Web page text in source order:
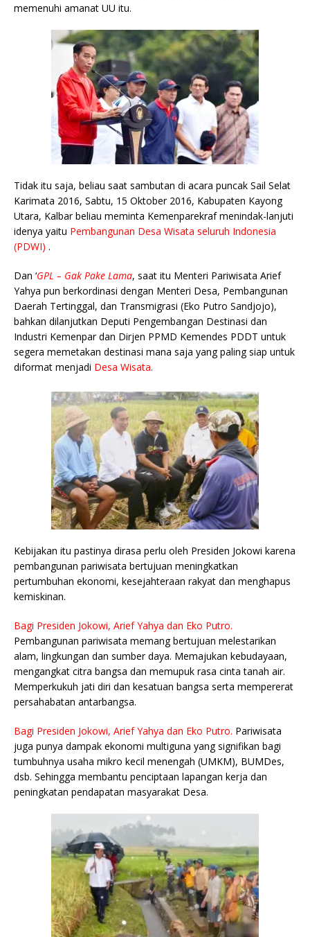
memenuhi amanat UU itu.
Tidak itu saja, beliau saat sambutan di acara puncak Sail Selat
Karimata 2016, Sabtu, 15 Oktober 2016, Kabupaten Kayong
Utara, Kalbar beliau meminta Kemenparekraf menindak-lanjuti
idenya yaitu Pembangunan Desa Wisata seluruh Indonesia
(PDWI) .
Dan ‘GPL – Gak Pake Lama, saat itu Menteri Pariwisata Arief
Yahya pun berkordinasi dengan Menteri Desa, Pembangunan
Daerah Tertinggal, dan Transmigrasi (Eko Putro Sandjojo),
bahkan dilanjutkan Deputi Pengembangan Destinasi dan
Industri Kemenpar dan Dirjen PPMD Kemendes PDDT untuk
segera memetakan destinasi mana saja yang paling siap untuk
diformat menjadi Desa Wisata.
Kebijakan itu pastinya dirasa perlu oleh Presiden Jokowi karena
pembangunan pariwisata bertujuan meningkatkan
pertumbuhan ekonomi, kesejahteraan rakyat dan menghapus
kemiskinan.
Bagi Presiden Jokowi, Arief Yahya dan Eko Putro.
Pembangunan pariwisata memang bertujuan melestarikan
alam, lingkungan dan sumber daya. Memajukan kebudayaan,
mengangkat citra bangsa dan memupuk rasa cinta tanah air.
Memperkukuh jati diri dan kesatuan bangsa serta mempererat
persahabatan antarbangsa.
Bagi Presiden Jokowi, Arief Yahya dan Eko Putro. Pariwisata
juga punya dampak ekonomi multiguna yang signifikan bagi
tumbuhnya usaha mikro kecil menengah (UMKM), BUMDes,
dsb. Sehingga membantu penciptaan lapangan kerja dan
peningkatan pendapatan masyarakat Desa.